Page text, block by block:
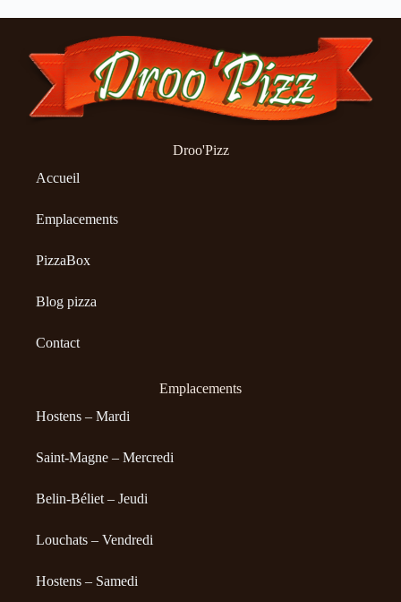
Droo'Pizz
Accueil
Emplacements
PizzaBox
Blog pizza
Contact
Emplacements
Hostens – Mardi
Saint-Magne – Mercredi
Belin-Béliet – Jeudi
Louchats – Vendredi
Hostens – Samedi